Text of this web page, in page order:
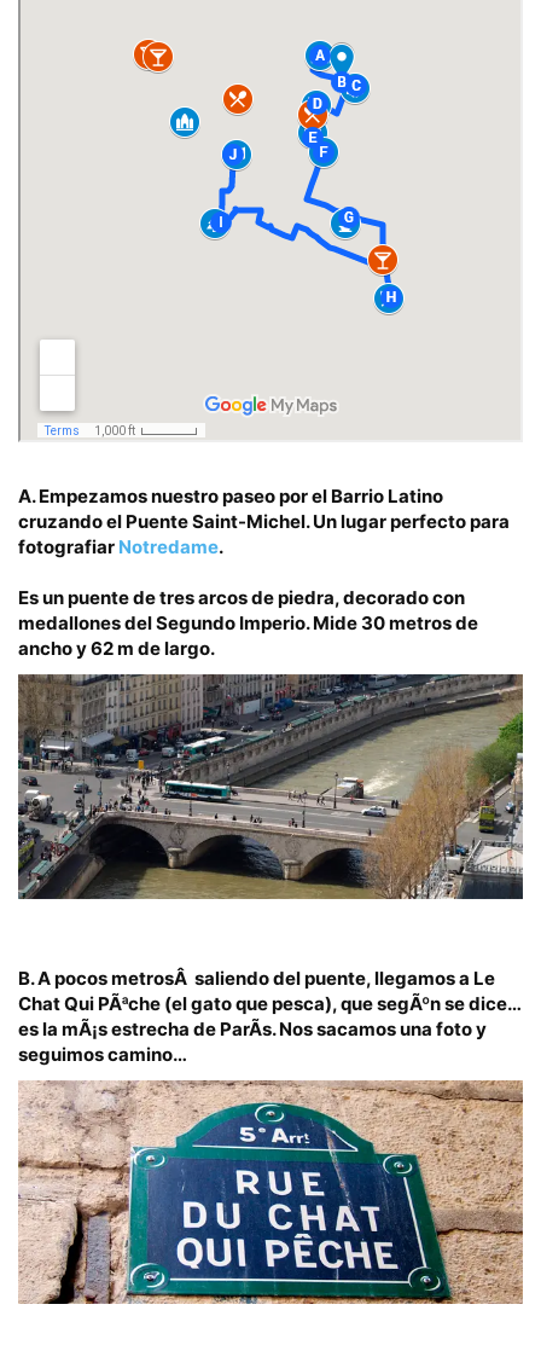
A.Empezamos nuestro paseo por el Barrio Latino
cruzando el Puente Saint-Michel.Un lugar perfecto para
fotografiar Notredame.
Es un puente de tres arcos de piedra, decorado con
medallones del Segundo Imperio. Mide 30 metros de
ancho y 62 m de largo.
B.A pocos metrosÂ saliendo del puente, llegamos a Le
Chat Qui PÃªche (el gato que pesca), que segÃºn se dice…
es la mÃ¡s estrecha de ParÃ­s. Nos sacamos una foto y
seguimos camino…